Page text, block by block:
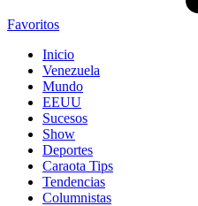
Favoritos
Inicio
Venezuela
Mundo
EEUU
Sucesos
Show
Deportes
Caraota Tips
Tendencias
Columnistas